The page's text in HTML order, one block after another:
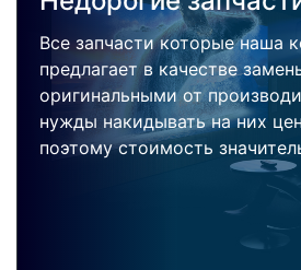
Все запчасти которые наша
предлагает в качестве
оригинальными от
нужды накидывать на них
поэтому стоимость